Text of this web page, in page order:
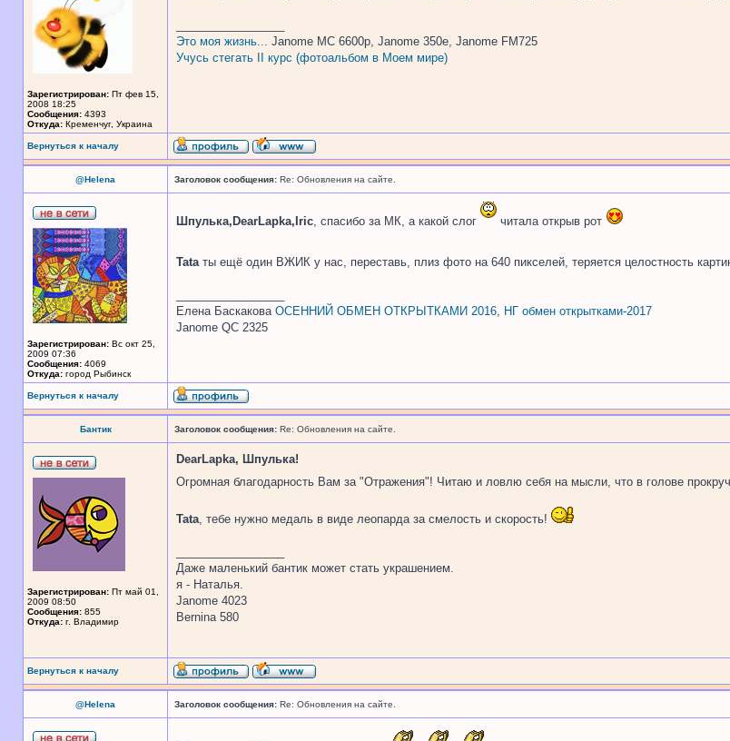
Зарегистрирован: Пт фев 15,
2008 18:25
Сообщения: 4393
Откуда: Кременчуг, Украина
Это моя жизнь... Janome MC 6600p, Janome 350e, Janome FM725
Учусь стегать II курс (фотоальбом в Моем мире)
Вернуться к началу
@Helena Заголовок сообщения: Re: Обновления на сайте.
Зарегистрирован: Вс окт 25,
2009 07:36
Сообщения: 4069
Откуда: город Рыбинск
Шпулька,DearLapka,Iric, спасибо за МК, а какой слог читала открыв рот
Tataты ещё один ВЖИК у нас, переставь, плиз фото на 640 пикселей, теряется целостность
Елена Баскакова ОСЕННИЙ ОБМЕН ОТКРЫТКАМИ 2016, НГ обмен открытками-2017
Janome QC 2325
Вернуться к началу
Бантик Заголовок сообщения: Re: Обновления на сайте.
Зарегистрирован: Пт май 01,
2009 08:50
Сообщения: 855
Откуда: г. Владимир
DearLapka, Шпулька!
Огромная благодарность Вам за "Отражения"! Читаю и ловлю себя на мысли, что в голове
Tata, тебе нужно медаль в виде леопарда за смелость и скорость!
Даже маленький бантик может стать украшением.
я - Наталья.
Janome 4023
Bernina 580
Вернуться к началу
@Helena Заголовок сообщения: Re: Обновления на сайте.